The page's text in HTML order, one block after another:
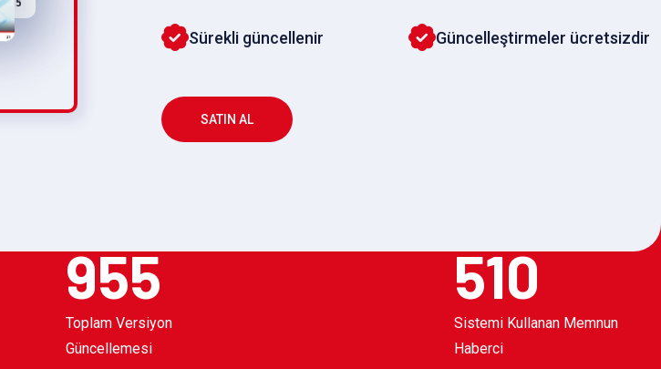
Sürekli güncellenir Güncelleştirmeler ücretsizdir
SATIN AL
955
Toplam Versiyon
Güncellemesi
510
Sistemi Kullanan Memnun
Haberci